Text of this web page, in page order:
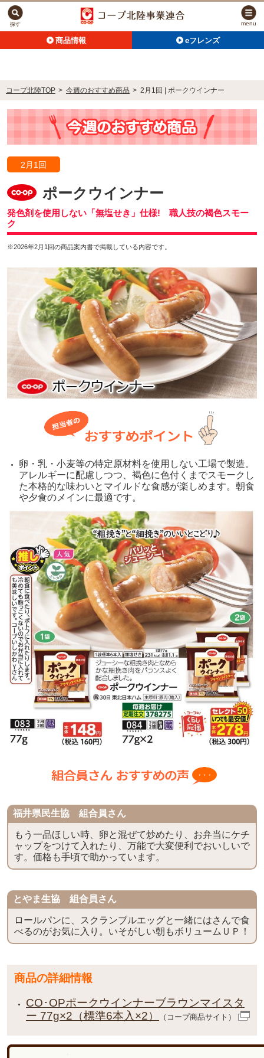
商品情報 eフレンズ
探す menu
コープ北陸TOP > 今週のおすすめ商品 > 2月1回 | ポークウインナー
2月1回
ポークウインナー
発色剤を使用しない「無塩せき」仕様! 職人技の褐色スモー
ク
※2026年2月1回の商品案内書で掲載している内容です。
卵・乳・小麦等の特定原材料を使用しない工場で製造。
アレルギーに配慮しつつ、褐色に色付くまでスモークし
た本格的な味わいとマイルドな食感が楽しめます。朝食
や夕食のメインに最適です。
福井県民生協 組合員さん
もう一品ほしい時、卵と混ぜて炒めたり、お弁当にケチ
ャップをつけて入れたり、万能で大変便利でおいしいで
す。価格も手頃で助かっています。
とやま生協 組合員さん
ロールパンに、スクランブルエッグと一緒にはさんで食
べるのがお気に入り。いそがしい朝もボリュームＵＰ！
商品の詳細情報
CO･OPポークウインナーブラウンマイスタ
ー 77g×2（標準6本入×2）
（コープ商品サイト）